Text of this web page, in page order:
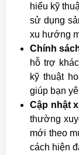
hiểu kỹ
sử dụng
xu hướng
Chính
hỗ trợ
kỹ thuật
giúp bạn
Cập nhật
thường
mới theo
cách hiện